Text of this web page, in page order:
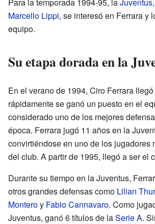
Marcello Lippi, se interesó en Ferrara y
equipo.
Su etapa dorada en la
En el verano de 1994, Ciro Ferrara
rápidamente se ganó un puesto en el
considerado uno de los mejores
época. Ferrara jugó 11 años en la
convirtiéndose en uno de los jugadores
del club. A partir de 1995, llegó a ser el
Durante su tiempo en la Juventus,
otros grandes defensas como Lilian
Monteroy Fabio Cannavaro. Como
Juventus, ganó 6 títulos de laSerie A.